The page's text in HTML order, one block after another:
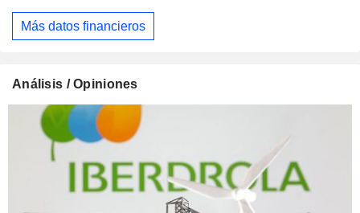
Más datos financieros
Análisis / Opiniones